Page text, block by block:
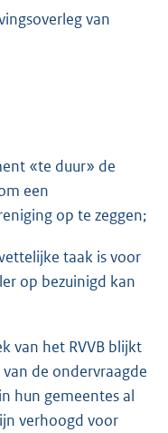
van
«te duur» de
een
op te zeggen;
taak is voor
op bezuinigd kan
van het RVVB blijkt
de ondervraagde
hun gemeentes al
verhoogd voor